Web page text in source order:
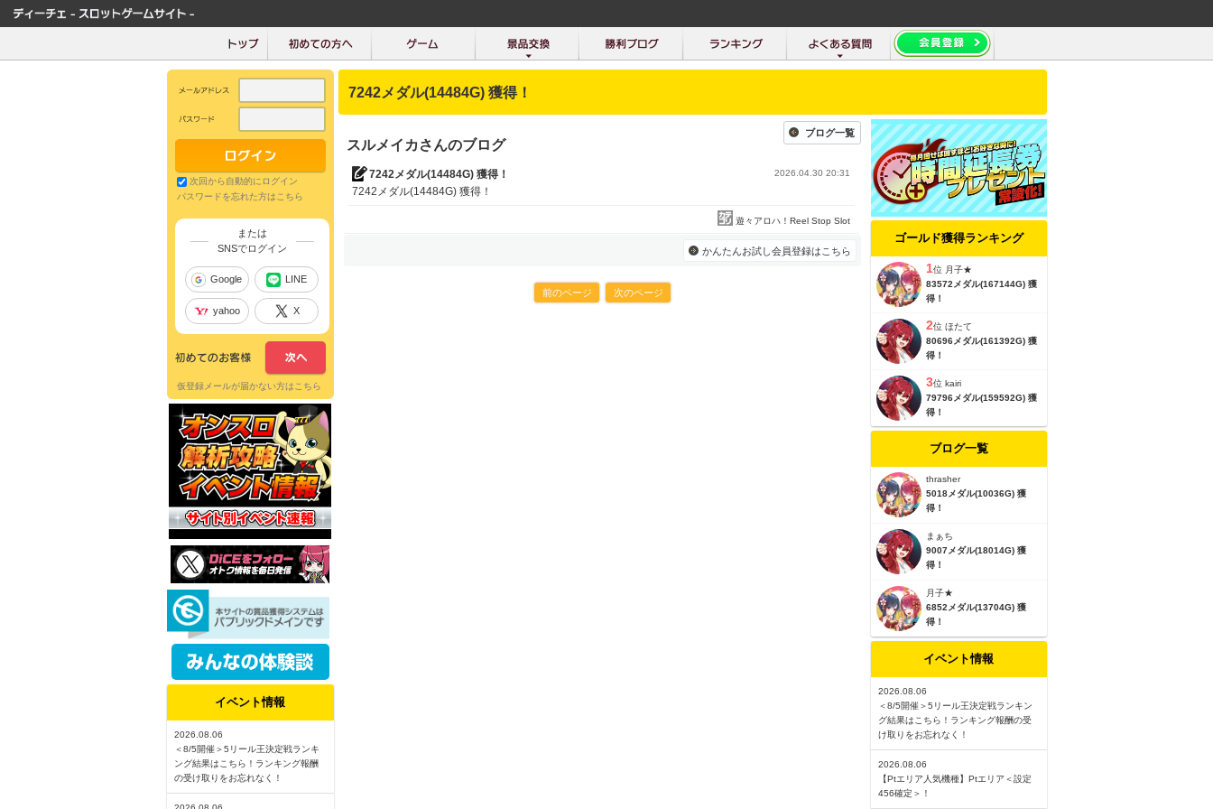
7242メダル(14484G) 獲得！
スルメイカさんのブログ
ブログ一覧
7242メダル(14484G) 獲得！ 2026.04.30 20:31
7242メダル(14484G) 獲得！
遊々アロハ！Reel Stop Slot
かんたんお試し会員登録はこちら
前のページ 次のページ
ゴールド獲得ランキング
1位 月子★
83572メダル(167144G) 獲
得！
2位 ほたて
80696メダル(161392G) 獲
得！
3位 kairi
79796メダル(159592G) 獲
得！
ブログ一覧
thrasher
5018メダル(10036G) 獲
得！
まぁち
9007メダル(18014G) 獲
得！
月子★
6852メダル(13704G) 獲
得！
イベント情報
2026.08.06
＜8/5開催＞5リール王決定戦ランキン
グ結果はこちら！ランキング報酬の受
け取りをお忘れなく！
2026.08.06
【Ptエリア人気機種】Ptエリア＜設定
456確定＞！
次回から自動的にログイン
パスワードを忘れた方はこちら
または
SNSでログイン
Google LINE
yahoo X
仮登録メールが届かない方はこちら
イベント情報
2026.08.06
＜8/5開催＞5リール王決定戦ランキ
ング結果はこちら！ランキング報酬
の受け取りをお忘れなく！